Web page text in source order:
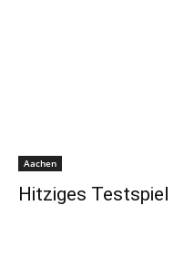
Aachen
Hitziges